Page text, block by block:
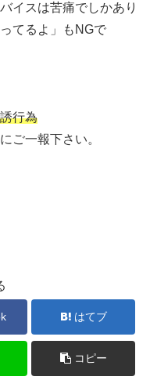
イスは苦痛でしかあり
てるよ」もNGで
行為
ご一報下さい。
はてブ
コピー